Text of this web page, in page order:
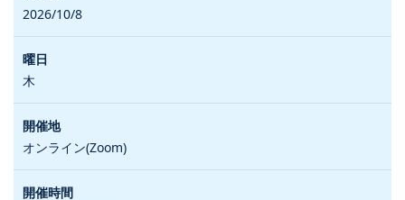
2026/10/8
木
オンライン(Zoom)